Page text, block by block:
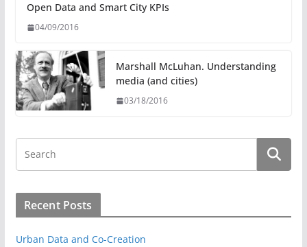
Open Data and Smart City KPIs
04/09/2016
Marshall McLuhan. Understanding
media (and cities)
03/18/2016
Recent Posts
Urban Data and Co-Creation